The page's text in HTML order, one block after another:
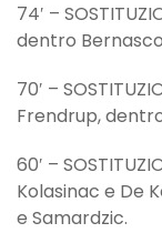
74′ –
dentro
70′ –
Frendrup,
60′ –
Kolasinac e De
e Samardzic.